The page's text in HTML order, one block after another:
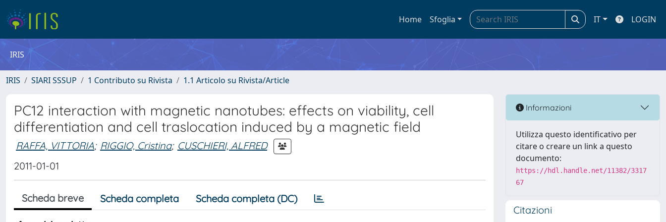
Home Sfoglia IT LOGIN
IRIS
IRIS SIARI SSSUP 1 Contributo su Rivista 1.1 Articolo su Rivista/Article
PC12 interaction with magnetic nanotubes: effects on viability, cell
differentiation and cell traslocation induced by a magnetic field
RAFFA, VITTORIA; RIGGIO, Cristina; CUSCHIERI, ALFRED
2011-01-01
Scheda breve Scheda completa Scheda completa (DC)
Informazioni
Utilizza questo identificativo per
citare o creare un link a questo
documento:
https://hdl.handle.net/11382/3317
67
Citazioni